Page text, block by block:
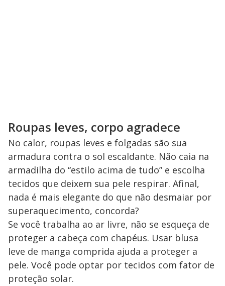
Roupas leves, corpo agradece
No calor, roupas leves e folgadas são sua
armadura contra o sol escaldante. Não caia na
armadilha do “estilo acima de tudo” e escolha
tecidos que deixem sua pele respirar. Afinal,
nada é mais elegante do que não desmaiar por
superaquecimento, concorda?
Se você trabalha ao ar livre, não se esqueça de
proteger a cabeça com chapéus. Usar blusa
leve de manga comprida ajuda a proteger a
pele. Você pode optar por tecidos com fator de
proteção solar.